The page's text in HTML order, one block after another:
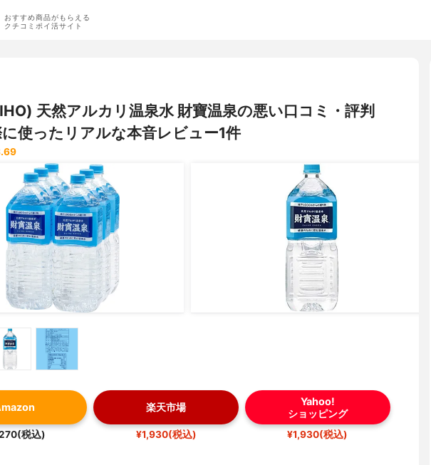
おすすめ商品がもらえる
クチコミポイ活サイト
天然アルカリ温泉水 財寶温泉の悪い口コミ・評判
使ったリアルな本音レビュー1件
税込)
楽天市場
¥1,930(税込)
Yahoo!
ショッピング
¥1,930(税込)